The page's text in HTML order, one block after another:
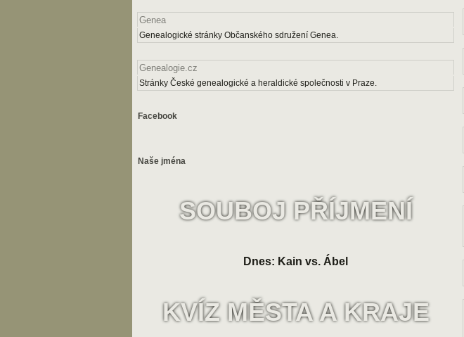
Genea
Genealogické stránky Občanského sdružení Genea.
Genealogie.cz
Stránky České genealogické a heraldické společnosti v Praze.
Facebook
Naše jména
SOUBOJ PŘÍJMENÍ
Dnes: Kain vs. Ábel
KVÍZ MĚSTA A KRAJE